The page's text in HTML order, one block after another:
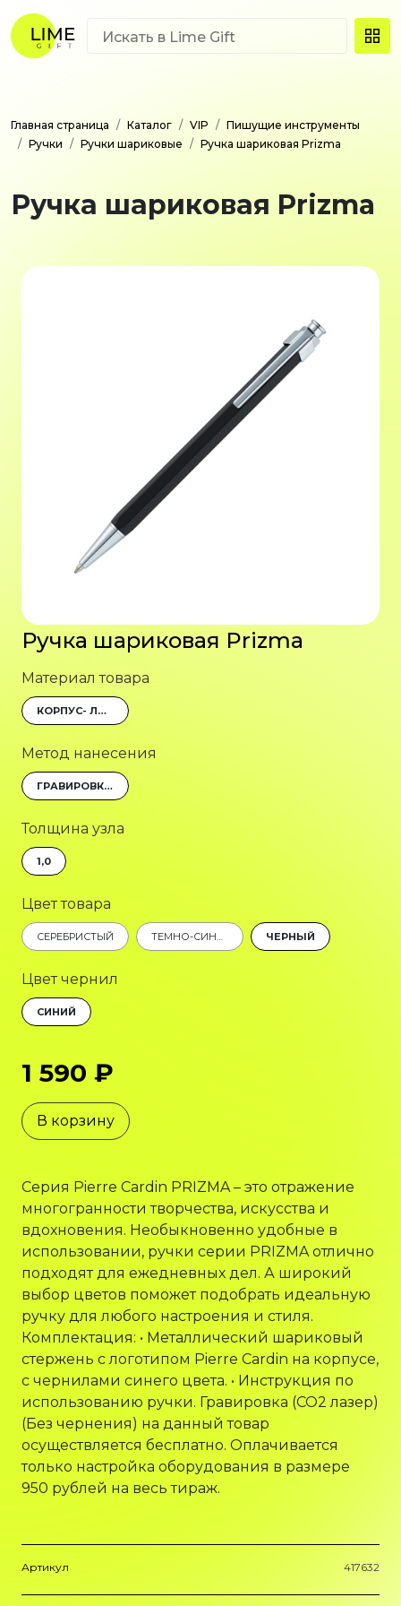
Главная страница Каталог VIP
Пишущие инструменты
Ручки
Ручки шариковые Ручка шариковая Prizma
Ручка шариковая Prizma
Ручка шариковая Prizma
Материал товара
КОРПУС- ЛАТУНЬ С ЛАКИРОВАННЫМ ПОКРЫТИЕМ, ОТДЕЛКА И ДЕТАЛИ ДИЗАЙНА- СТАЛЬ/ХРОМ
Метод нанесения
ГРАВИРОВКА (ОПТОВОЛОКОННЫЙ ЛАЗЕР)
Толщина узла
1,0
Цвет товара
СЕРЕБРИСТЫЙ ТЕМНО-СИНИЙ ЧЕРНЫЙ
Цвет чернил
СИНИЙ
1 590 ₽
В корзину
Серия Pierre Cardin PRIZMA – это отражение
многогранности творчества, искусства и
вдохновения. Необыкновенно удобные в
использовании, ручки серии PRIZMA отлично
подходят для ежедневных дел. А широкий
выбор цветов поможет подобрать идеальную
ручку для любого настроения и стиля.
Комплектация: • Металлический шариковый
стержень с логотипом Pierre Cardin на корпусе,
с чернилами синего цвета. • Инструкция по
использованию ручки. Гравировка (CO2 лазер)
(Без чернения) на данный товар
осуществляется бесплатно. Оплачивается
только настройка оборудования в размере
950 рублей на весь тираж.
Артикул 417632